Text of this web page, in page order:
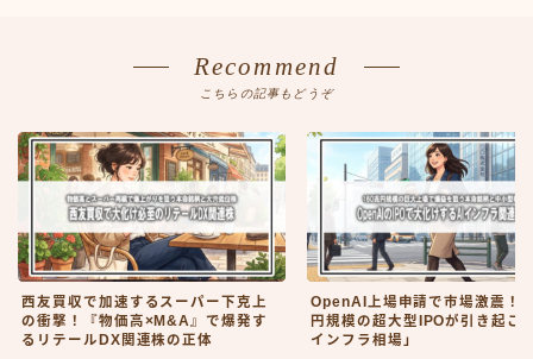
Recommend
こちらの記事もどうぞ
西友買収で加速するスーパー下克上
の衝撃！『物価高×M&A』で爆発す
るリテールDX関連株の正体
OpenAI上場申請で市場激震！
円規模の超大型IPOが引き起こ
インフラ相場」